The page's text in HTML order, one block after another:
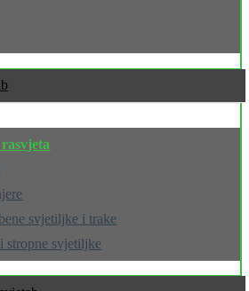
svjetiljke i trake
stropne svjetiljke